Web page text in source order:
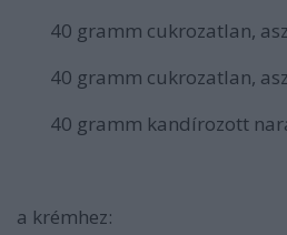
40 gramm cukrozatlan,
40 gramm cukrozatlan,
40 gramm kandírozott
a krémhez: